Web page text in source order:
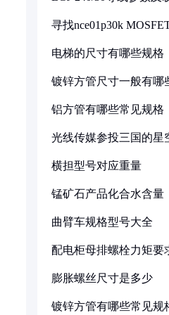
寻找nce01p30k
电梯的尺寸有哪些规格
镀锌方管尺寸一般有哪
铝方管有哪些常见规格
光线传媒参投三国的星
横担型号对应重量
锰矿石产品化合水含量
曲臂车规格型号大全
配电柜母排螺栓力矩要
膨胀螺丝尺寸是多少
镀锌方管有哪些常见规